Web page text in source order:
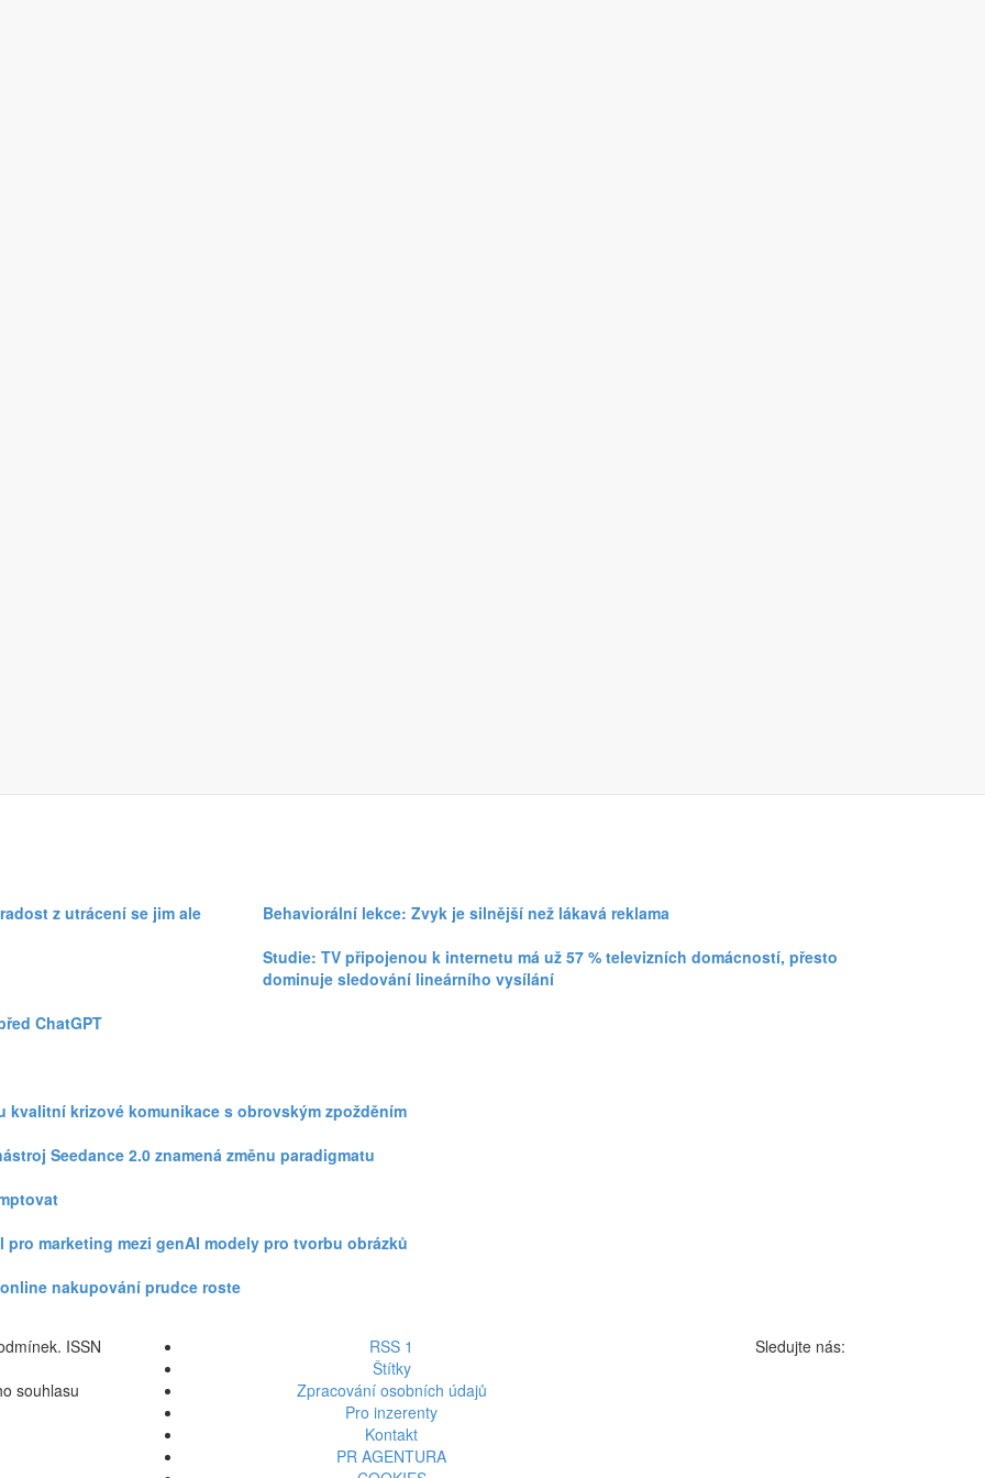
denně.
stabilní – mírně rostla v Polsku a Maďarsku, zatímco v Česku a na Slovensku lehce poklesla. „
státech střední a východní Evropy. V porovnání se západní a zejména severní Evropou je to úplně jiný příběh,“
či Island tráví diváci sledováním televize zpravidla mezi jednou a dvěma hodinami denně – tedy výrazně méně než ve
hodnoty celkové sledovanosti
to díky zavedení nové jednotné TV měny od 1. února. Ta
k dispozici, na obecné závěry je však ještě brzy,“
Surákové rozšíření měření důležité ještě z jednoho důvodu. „
mimo domov může být v některých případech, například během velkých sportovních událostí, významné. Dosud jsme tuto
sportovních a hudebních televizních stanic, jejichž obsah bývá často konzumován mimo domácnosti.
z utrácení se jim ale
Behaviorální lekce: Zvyk je silnější než lákavá reklama
Studie: TV připojenou k internetu má už 57 % televizních domácností, přesto
dominuje sledování lineárního vysílání
ChatGPT
kvalitní krizové komunikace s obrovským zpožděním
Seedance 2.0 znamená změnu paradigmatu
marketing mezi genAI modely pro tvorbu obrázků
nakupování prudce roste
ISSN
souhlasu
RSS 1
Štítky
Zpracování osobních údajů
Pro inzerenty
Kontakt
PR AGENTURA
Sledujte nás: